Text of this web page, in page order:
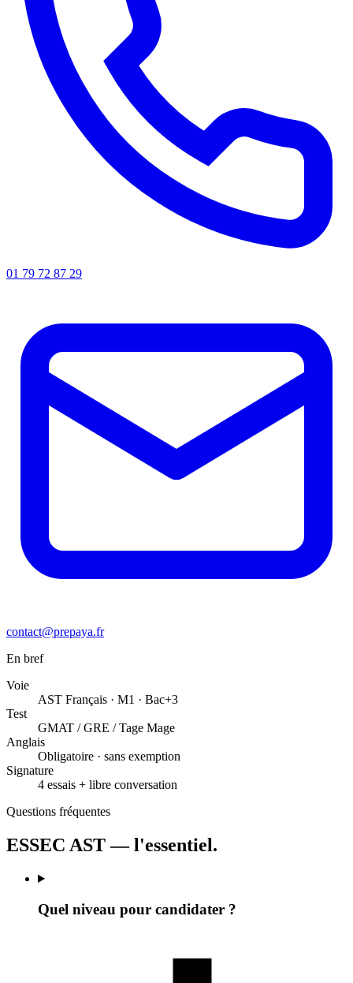
01 79 72 87 29
contact@prepaya.fr
En bref
Voie
AST Français · M1 · Bac+3
Test
GMAT / GRE / Tage Mage
Anglais
Obligatoire · sans exemption
Signature
4 essais + libre conversation
Questions fréquentes
ESSEC AST — l'essentiel.
Quel niveau pour candidater ?